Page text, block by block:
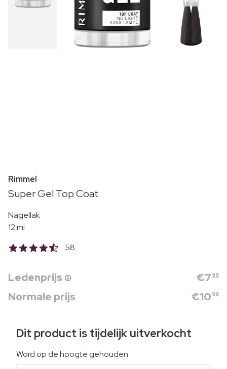
Rimmel
Super Gel Top Coat
Nagellak
12 ml
58
Ledenprijs €7 99
Normale prijs €10 99
Dit product is tijdelijk uitverkocht
Word op de hoogte gehouden